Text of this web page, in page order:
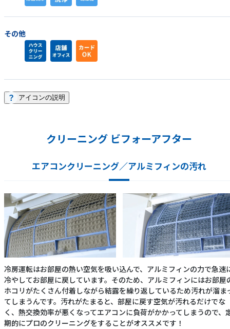
その他
アイコンの説明
クリーニング ビフォーアフター
エアコンクリーニング／アルミフィンの汚れ
冷房運転はお部屋の熱い空気を吸い込んで、アルミフィンの力で急速
冷やしてお部屋に戻しています。そのため、アルミフィンにはお部屋
ホコリがたくさん付着しながら結露を繰り返しているため汚れが溜ま
てしまうんです。汚れがたまると、部屋に戻す空気が汚れるだけでな
く、熱交換効率が悪くなってエアコンに負荷がかかってしまうので、
期的にプロのクリーニングをすることがオススメです！